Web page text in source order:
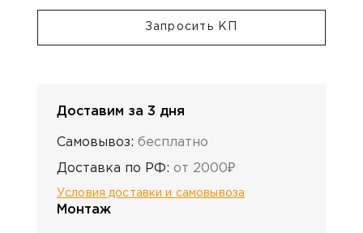
Запросить КП
Доставим за 3 дня
Самовывоз: бесплатно
Доставка по РФ: от 2000₽
Условия доставки и самовывоза
Монтаж